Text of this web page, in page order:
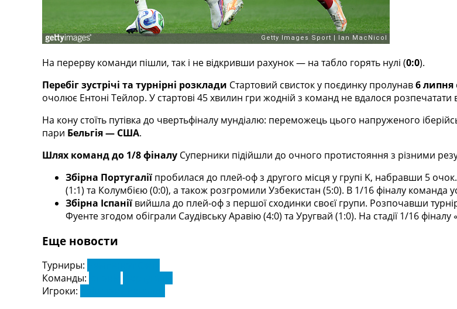
RU
UA
Categories
Головна
Новини футболу
Відео
Новини футболу України
Останні коментарі
Логін
Рейтінги
Правила
Колективний прогноз
Чемпіонат Світу
Україна. Прем’єр-Ліга
Україна. Перша Ліга
Ліга Чемпіонів
Англія. Прем’єр-Ліга
На перерву команди пішли, так і не відкривши рахунок — на табло горять нулі (0:0).
Перебіг зустрічі та турнірні розклади Стартовий свисток у поєдинку пролунав6 липня
очолює Ентоні Тейлор. У стартові 45 хвилин гри жодній з команд не вдалося розпечатати
На кону стоїть путівка до чвертьфіналу мундіалю: переможець цього напруженого
пари Бельгія — США.
Шлях команд до 1/8 фіналу Суперники підійшли до очного протистояння з різними
Збірна Португалії пробилася до плей-оф з другого місця у групі K, набравши 5
(1:1) та Колумбією (0:0), а також розгромили Узбекистан (5:0). В 1/16 фіналу команда
Збірна Іспанії вийшла до плей-оф з першої сходинки своєї групи. Розпочавши
Фуенте згодом обіграли Саудівську Аравію (4:0) та Уругвай (1:0). На стадії 1/16
Еще новости
Турниры:
Команды:
Игроки: